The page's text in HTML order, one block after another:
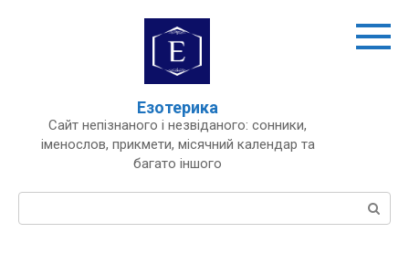
Езотерика
Сайт непізнаного і незвіданого: сонники,
іменослов, прикмети, місячний календар та
багато іншого
Пошук: